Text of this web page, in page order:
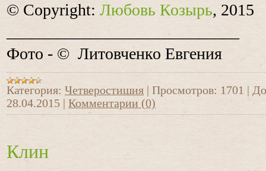
© Copyright: Любовь Козырь, 2015
____________________________
Фото - © Литовченко Евгения
Категория: Четверостишия Просмотров: 1701
28.04.2015
Комментарии (0)
Клин